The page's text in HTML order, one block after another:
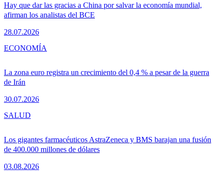
Hay que dar las gracias a China por salvar la economía mundial,
afirman los analistas del BCE
28.07.2026
La zona euro registra un crecimiento del 0,4 % a pesar de la guerra
de Irán
30.07.2026
ECONOMÍA
Los gigantes farmacéuticos AstraZeneca y BMS barajan una fusión
de 400.000 millones de dólares
03.08.2026
SALUD